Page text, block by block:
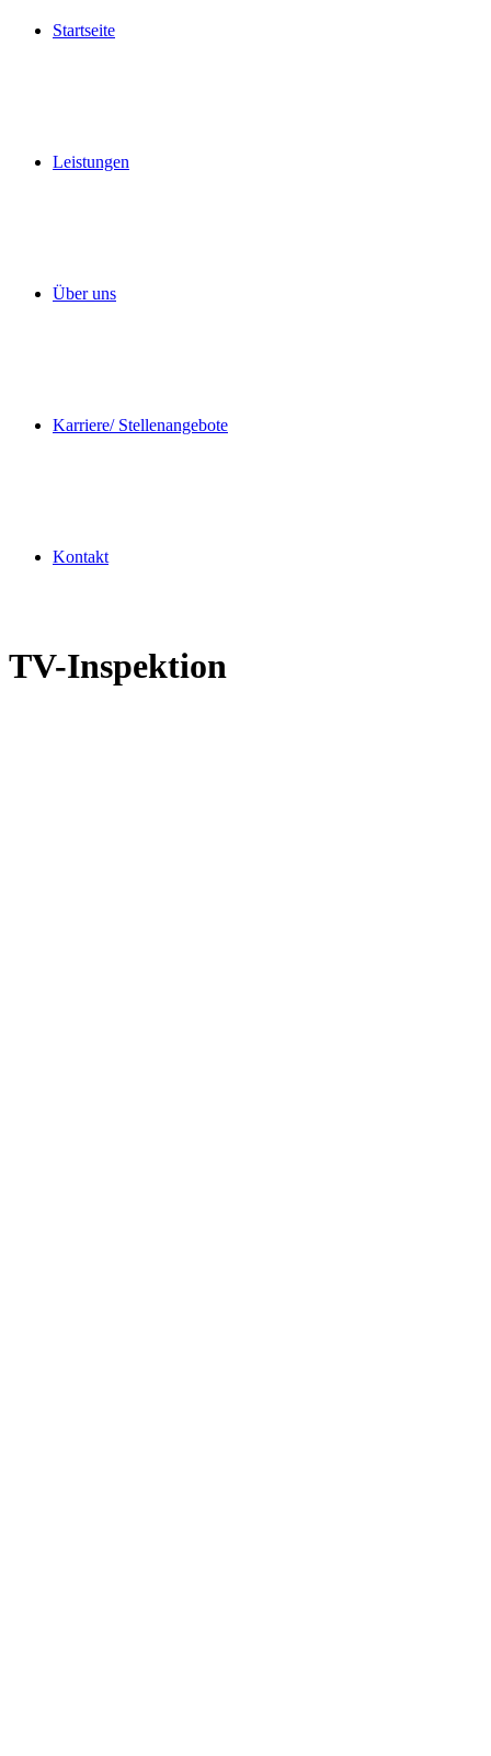
Startseite
Leistungen
Über uns
Karriere/ Stellenangebote
Kontakt
TV-Inspektion